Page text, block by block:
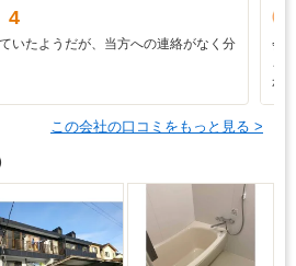
4
いたようだが、当方への連絡がなく分
会
ご
か
この会社の口コミをもっと見る >